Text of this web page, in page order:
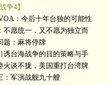
争4】
：今后十年台独的可能性
不愿统一，又不愿为独立而
题：麻将停牌
诱台海战争的目的策略与手
火谈不拢，美国重打台湾牌
：军演战舰九十艘